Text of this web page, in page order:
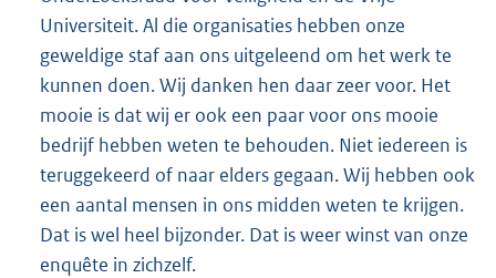
Universiteit. Al die organisaties hebben onze
geweldige staf aan ons uitgeleend om het werk te
kunnen doen. Wij danken hen daar zeer voor. Het
mooie is dat wij er ook een paar voor ons mooie
bedrijf hebben weten te behouden. Niet iedereen is
teruggekeerd of naar elders gegaan. Wij hebben ook
een aantal mensen in ons midden weten te krijgen.
Dat is wel heel bijzonder. Dat is weer winst van onze
enquête in zichzelf.